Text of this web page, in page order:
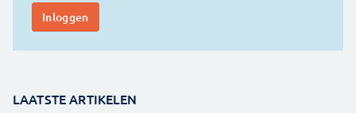
LAATSTE ARTIKELEN